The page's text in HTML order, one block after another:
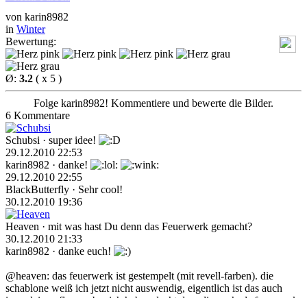
von karin8982
in Winter
Bewertung:
Ø: 3.2 ( x 5 )
Folge karin8982! Kommentiere und bewerte die Bilder.
6 Kommentare
Schubsi · super idee!
29.12.2010 22:53
karin8982 · danke!
29.12.2010 22:55
BlackButterfly · Sehr cool!
30.12.2010 19:36
Heaven · mit was hast Du denn das Feuerwerk gemacht?
30.12.2010 21:33
karin8982 · danke euch!
@heaven: das feuerwerk ist gestempelt (mit revell-farben). die
schablone weiß ich jetzt nicht auswendig, eigentlich ist das auch